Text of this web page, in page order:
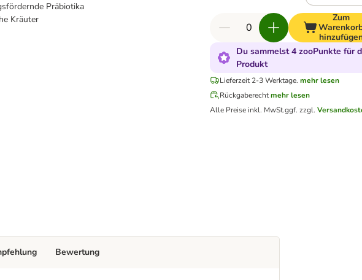
Präbiotika
Kräuter
Zum
Du sammelst 4 zooPunkte für
Produkt
Lieferzeit 2-3 Werktage. mehr lesen
Rückgaberechtmehr lesen
Alle Preise inkl. MwSt.ggf. zzgl.
Bewertung